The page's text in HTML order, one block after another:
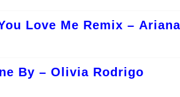
Love Me Remix –
By – Olivia Rodrigo